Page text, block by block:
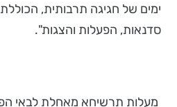
ימים של חגיגה תרבותית,
סדנאות, הפעלות והצגות".
מעלות תרשיחא מאחלת לבאי